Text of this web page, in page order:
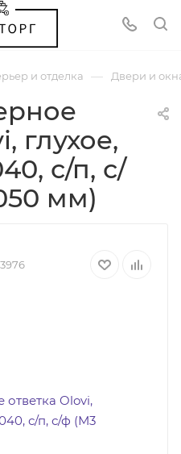
и отделка — Двери и
глухое,
с/п, с/
мм)
3976